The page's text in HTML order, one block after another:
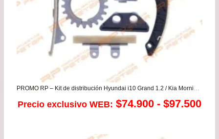
PROMO RP – Kit de distribución Hyundai i10 Grand 1.2 / Kia Morning 1.2 – (solamente Rio 4 1.2)
Precio exclusivo WEB: $74.900 - $97.500